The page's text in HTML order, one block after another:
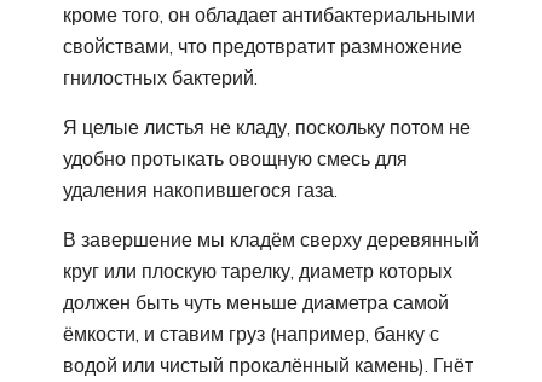
кроме того, он обладает антибактериальными
свойствами, что предотвратит размножение
гнилостных бактерий.
Я целые листья не кладу, поскольку потом не
удобно протыкать овощную смесь для
удаления накопившегося газа.
В завершение мы кладём сверху деревянный
круг или плоскую тарелку, диаметр которых
должен быть чуть меньше диаметра самой
ёмкости, и ставим груз (например, банку с
водой или чистый прокалённый камень). Гнёт